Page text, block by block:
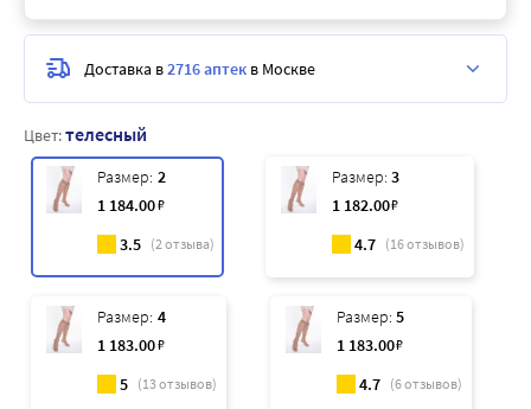
Цвет:телесный
Размер: 2
1 184.00₽
3.5 (2отзыва)
Размер: 3
1 182.00₽
4.7 (16отзывов)
Размер: 4
1 183.00₽
5 (13отзывов)
Размер: 5
1 183.00₽
4.7 (6отзывов)
Доставка в2716 аптек в Москве